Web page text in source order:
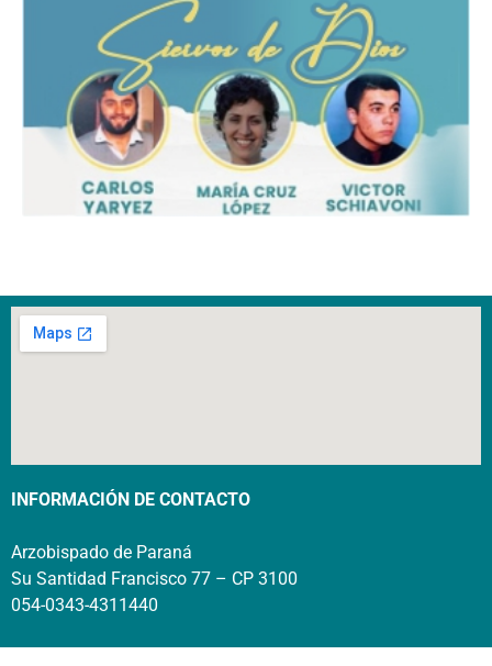
INFORMACIÓN DE CONTACTO
Arzobispado de Paraná
Su Santidad Francisco 77 – CP 3100
054-0343-4311440